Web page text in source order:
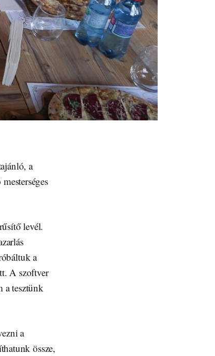
a
levél.
a
A szoftver
a tesztünk
a
össze,